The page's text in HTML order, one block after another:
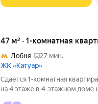
47 м² · 1-комнатная
Лобня
27 мин.
ЖК «Катуар»
Сдаётся 1-комнатная
на 4 этаже в 4-этажном доме